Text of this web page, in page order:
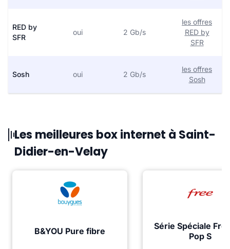
RED by
SFR
oui 2 Gb/s
les offres
RED by
SFR
Sosh oui 2 Gb/s
les offres
Sosh
Les meilleures box internet à Saint-
Didier-en-Velay
B&YOU Pure fibre
Série Spéciale
Pop S